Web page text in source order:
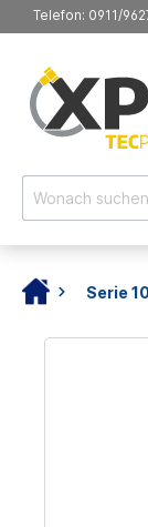
Telefon: 0911/
Serie